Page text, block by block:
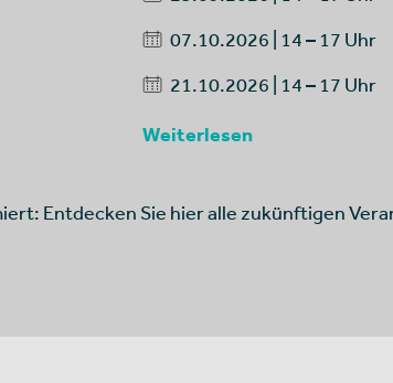
07.10.2026 | 14 – 17 Uhr
21.10.2026 | 14 – 17 Uhr
Weiterlesen
Entdecken Sie hier alle zukünftigen